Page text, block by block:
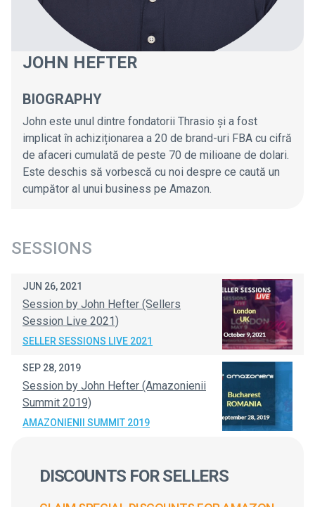
JOHN HEFTER
BIOGRAPHY
John este unul dintre fondatorii Thrasio și a fost
implicat în achiziționarea a 20 de brand-uri FBA cu cifră
de afaceri cumulată de peste 70 de milioane de dolari.
Este deschis să vorbescă cu noi despre ce caută un
cumpător al unui business pe Amazon.
SESSIONS
JUN 26, 2021
Session by John Hefter (Sellers
Session Live 2021)
SELLER SESSIONS LIVE 2021
SEP 28, 2019
Session by John Hefter (Amazonienii
Summit 2019)
AMAZONIENII SUMMIT 2019
DISCOUNTS FOR SELLERS